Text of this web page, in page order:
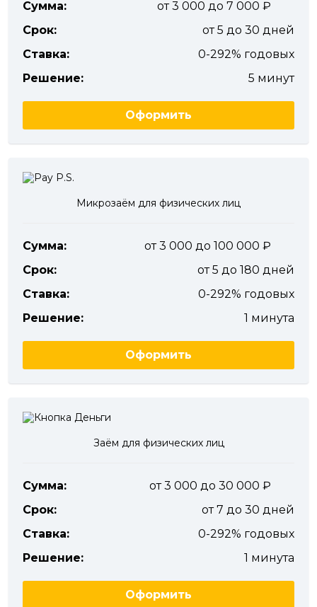
Сумма:
от 3 000 до 7 000
Срок:
от 5 до 30 дней
Ставка:
0-292% годовых
Решение:
5 минут
Оформить
Микрозаём для физических лиц
Сумма:
от 3 000 до 100 000
Срок:
от 5 до 180 дней
Ставка:
0-292% годовых
Решение:
1 минута
Оформить
Заём для физических лиц
Сумма:
от 3 000 до 30 000
Срок:
от 7 до 30 дней
Ставка:
0-292% годовых
Решение:
1 минута
Оформить